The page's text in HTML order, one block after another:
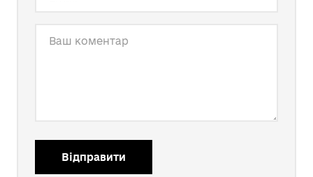
Відправити